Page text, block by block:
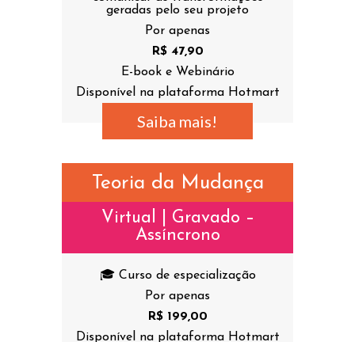
geradas pelo seu projeto
Por apenas
R$ 47,90
E-book e Webinário
Disponível na plataforma Hotmart
Saiba mais!
Teoria da Mudança
Virtual | Gravado –
Assíncrono
🎓 Curso de especialização
Por apenas
R$ 199,00
Disponível na plataforma Hotmart